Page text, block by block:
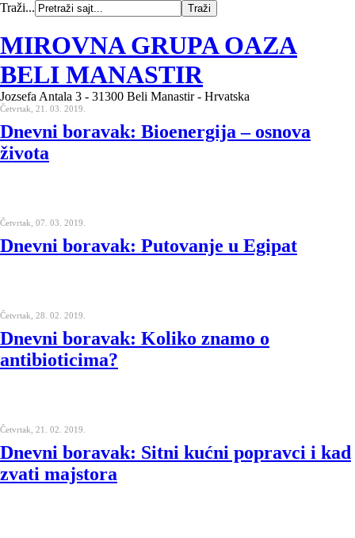
Traži...
MIROVNA GRUPA OAZA
BELI MANASTIR
Jozsefa Antala 3 - 31300 Beli Manastir - Hrvatska
Četvrtak, 21. 03. 2019.
Dnevni boravak: Bioenergija – osnova
života
Četvrtak, 07. 03. 2019.
Dnevni boravak: Putovanje u Egipat
Četvrtak, 28. 02. 2019.
Dnevni boravak: Koliko znamo o
antibioticima?
Četvrtak, 21. 02. 2019.
Dnevni boravak: Sitni kućni popravci i kad
zvati majstora